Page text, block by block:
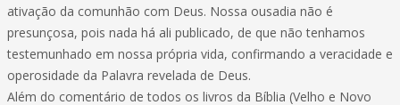
ativação da comunhão com Deus. Nossa ousadia não é
presunçosa, pois nada há ali publicado, de que não tenhamos
testemunhado em nossa própria vida, confirmando a veracidade e
operosidade da Palavra revelada de Deus.
Além do comentário de todos os livros da Bíblia (Velho e Novo